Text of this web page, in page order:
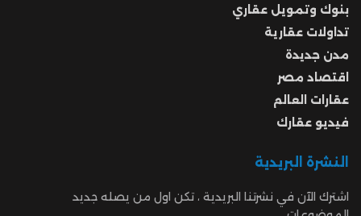
بنوك وتمويل عقاري
تداولات عقارية
مدن جديدة
اقتصاد مصر
عقارات العالم
فيديو عقارك
النشرة البريدية
اشترك الآن في نشرتنا البريدية ، تكن اول من يصله جديد